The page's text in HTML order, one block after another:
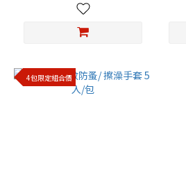
4包限定組合價